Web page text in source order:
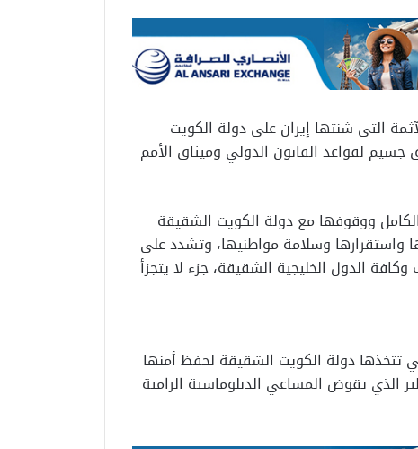
التي شنتها إيران على دولة الكويت
لقواعد القانون الدولي وميثاق الأمم
ووقوفها مع دولة الكويت الشقيقة
واستقرارها وسلامة مواطنيها، وتشدد على
الدول الخليجية الشقيقة، جزء لا يتجزأ
تتخذها دولة الكويت الشقيقة لحفظ أمنها
الذي يقوض المساعي الدبلوماسية الرامية